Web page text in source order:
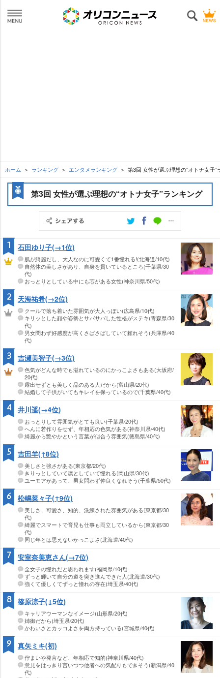
ホーム ランキング エンタメランキング 第3回 女性が選ぶ理想の“オトナ女子”
第3回 女性が選ぶ理想の“オトナ女子”ランキング
石田ゆり子(→1位)
肌が綺麗だし、大人なのに可愛くて1番憧れる!(北海道/10代)
自然体の美しさがあり、自身を貫いているところ(千葉県/30
代)
おっとりとしている中にも芯がある女性(神奈川県/50代)
1
天海祐希(→2位)
クールで落ち着いた雰囲気が大人っぽい(広島県/10代)
キリッとした顔や姿勢とサバサバした性格がステキ(青森県/30
代)
男女問わず好感度が高くさばさばしていて頼れそう(兵庫県/40
代)
2
吉瀬美智子(→3位)
色気がどんな時でも溢れているのにかっこよさもある(大坂府/
20代)
露出せずとも美しく品のある人だから(富山県/20代)
結婚して子供がいてもキレイを保っているので(千葉県/40代)
3
井川遥(→4位)
おっとりして雰囲気がとても良い(千葉県/20代)
へんに若作りをせず、年相応の色気がある(神奈川県/40代)
綺麗から艶やかという言葉が似合う雰囲気(徳島県/40代)
4
吉田羊(↑8位)
美しさと強さがある(東京都/20代)
きりっとしていて凛としていて憧れる(岡山県/30代)
ユーモアがあって、男女問わず仲良くなれそう(千葉県/50代)
5
松嶋菜々子(↑9位)
美しさ、可愛さ、知的、洗練された雰囲気がある(東京都/30
代)
綺麗でスマートで育児も仕事も両立しているから(東京都/30
代)
同じ年とは思えないかっこよさ(北海道/40代)
6
安室奈美恵さん(→7位)
全女子の憧れだと思われます(福岡県/10代)
ずっと輝いて自分の道を突き進んできた人(北海道/30代)
強くて優しくてずっと憧れの存在(埼玉県/40代)
7
篠原涼子(↓5位)
キャリアウーマンなイメージ(山形県/20代)
姉御だから(埼玉県/20代)
かわいさとカッコよさを両方持っている(宮城県/40代)
8
真矢ミキ(初)
佇まいや発言など、年相応で知的(神奈川県/40代)
意見をはっきり言いつつ他者への気配りもできそう(新潟県/40
代)
9